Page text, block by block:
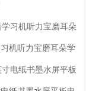
机听力宝磨耳朵学